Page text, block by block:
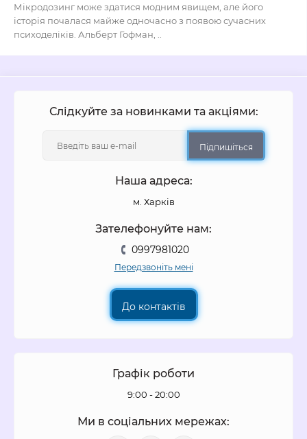
Мікродозинг може здатися модним явищем, але його
історія почалася майже одночасно з появою сучасних
психоделіків. Альберт Гофман, ..
Слідкуйте за новинками та акціями:
Підпишіться
Наша адреса:
м. Харків
Зателефонуйте нам:
0997981020
Передзвоніть мені
До контактів
Графік роботи
9:00 - 20:00
Ми в соціальних мережах: